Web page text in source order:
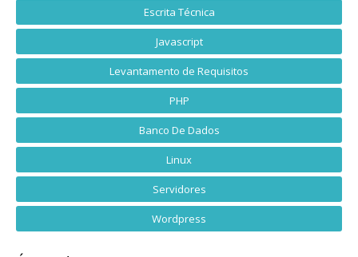
Escrita Técnica
Javascript
Levantamento de Requisitos
PHP
Banco De Dados
Linux
Servidores
Wordpress